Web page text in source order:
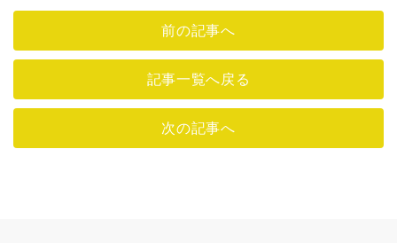
前の記事へ
記事一覧へ戻る
次の記事へ